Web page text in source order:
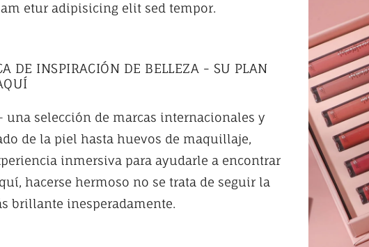
etur adipisicing elit sed tempor.
DE INSPIRACIÓN DE BELLEZA - SU PLAN
una selección de marcas internacionales y
de la piel hasta huevos de maquillaje,
inmersiva para ayudarle a encontrar
hacerse hermoso no se trata de seguir la
brillante inesperadamente.